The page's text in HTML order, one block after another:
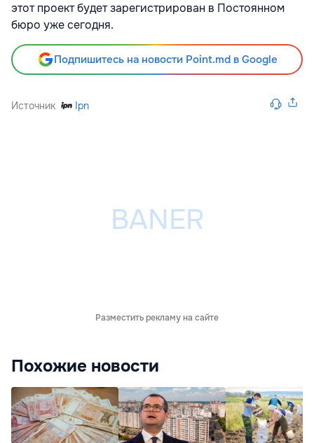
этот проект будет зарегистрирован в Постоянном
бюро уже сегодня.
Подпишитесь на новости Point.md в Google
Источник Ipn
Разместить рекламу на сайте
Похожие новости